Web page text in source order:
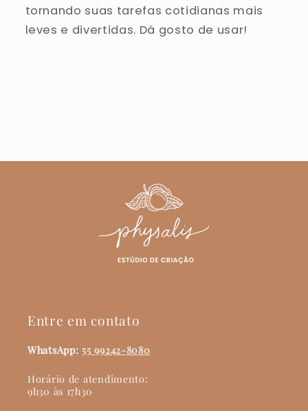
tornando suas tarefas cotidianas mais
leves e divertidas. Dá gosto de usar!
Entre em contato
WhatsApp: 55 99242-8080
Horário de atendimento:
9h30 às 17h30